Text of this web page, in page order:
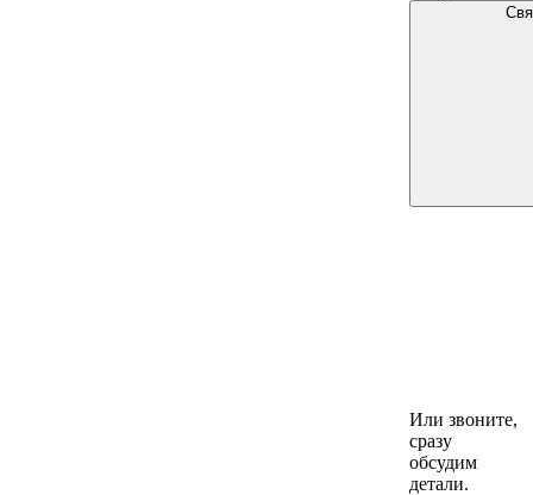
Или звоните,
сразу
обсудим
детали.